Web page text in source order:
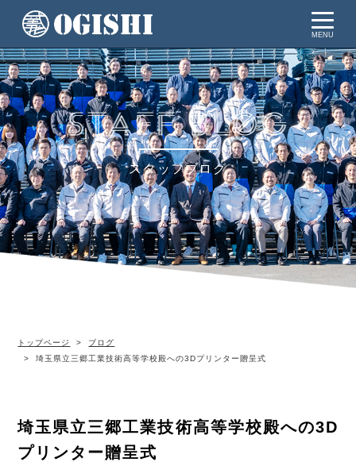
MENU
スタッフブログ
トップページ
ブログ
埼玉県立三郷工業技術高等学校殿への3Dプリンター贈呈式
埼玉県立三郷工業技術高等学校殿への3D
プリンター贈呈式